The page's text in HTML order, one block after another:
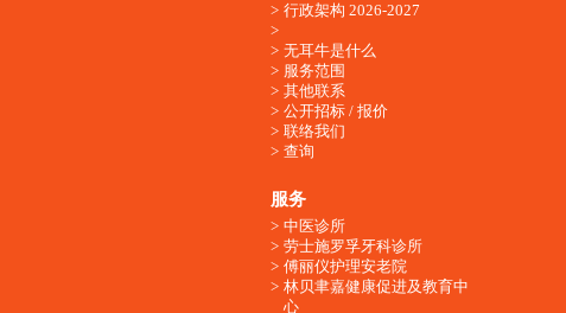
行政架构 2026-2027
无耳牛是什么
服务范围
其他联系
公开招标 / 报价
联络我们
查询
服务
中医诊所
劳士施罗孚牙科诊所
傅丽仪护理安老院
林贝聿嘉健康促进及教育中
心